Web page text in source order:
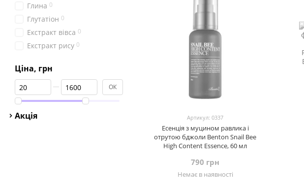
Артикул: 0337
Есенція з муцином равлика і
отрутою бджоли Benton Snail Bee
High Content Essence, 60 мл
790 грн
Немає в наявності
Глина 0
Глутатіон 0
Екстракт вівса 0
Екстракт рису 0
Кераміди
Комбуча
Муцин равлика 1
Ніацинамід
Ціна, грн
Від Ціна, грн
До Ціна, грн ОК
Акція